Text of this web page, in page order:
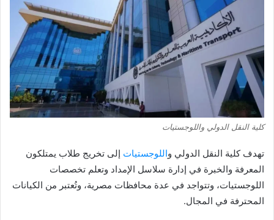
كلية النقل الدولي واللوجستيات
تهدف كلية النقل الدولي واللوجستيات إلى تخريج طلاب يمتلكون
المعرفة والخبرة في إدارة سلاسل الإمداد وتعلم تخصصات
اللوجستيات، وتتواجد في عدة محافظات مصرية، وتُعتبر من الكيانات
المحترفة في المجال.